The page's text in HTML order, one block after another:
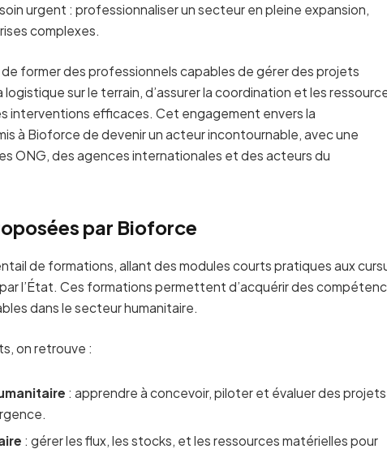
urgent : professionnaliser un secteur en pleine expansion,
complexes.
former des professionnels capables de gérer des projets
logistique sur le terrain, d’assurer la coordination et les
interventions efficaces. Cet engagement envers la
à Bioforce de devenir un acteur incontournable, avec une
ONG, des agences internationales et des acteurs du
par Bioforce
de formations, allant des modules courts pratiques aux
l’État. Ces formations permettent d’acquérir des
dans le secteur humanitaire.
on retrouve :
: apprendre à concevoir, piloter et évaluer des projets
: gérer les flux, les stocks, et les ressources matérielles pour